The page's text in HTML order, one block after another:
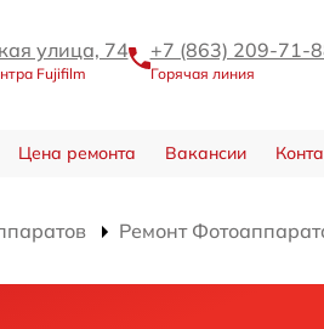
улица, 74
Fujifilm
+7 (863) 209-71-
Горячая линия
Цена ремонта Вакансии
Ремонт